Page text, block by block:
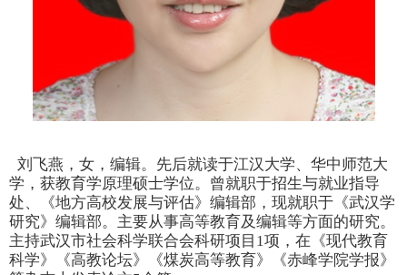
刘飞燕，女，编辑。先后就读于江汉大学、华中师范大
学，获教育学原理硕士学位。曾就职于招生与就业指导
处、《地方高校发展与评估》编辑部，现就职于《武汉学
研究》编辑部。主要从事高等教育及编辑等方面的研究。
主持武汉市社会科学联合会科研项目 1项，在 《现代教育
科学》《高教论坛》
《煤炭高等教育》《赤峰学院学报》